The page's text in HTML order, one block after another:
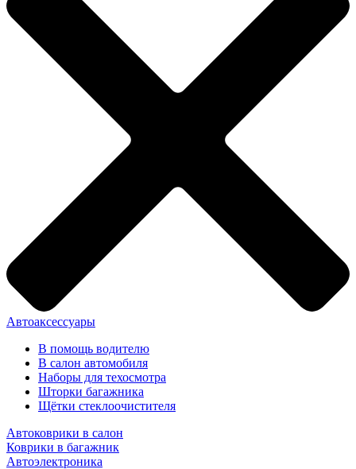
Автоаксессуары
В помощь водителю
В салон автомобиля
Наборы для техосмотра
Шторки багажника
Щётки стеклоочистителя
Автоковрики в салон
Коврики в багажник
Автоэлектроника